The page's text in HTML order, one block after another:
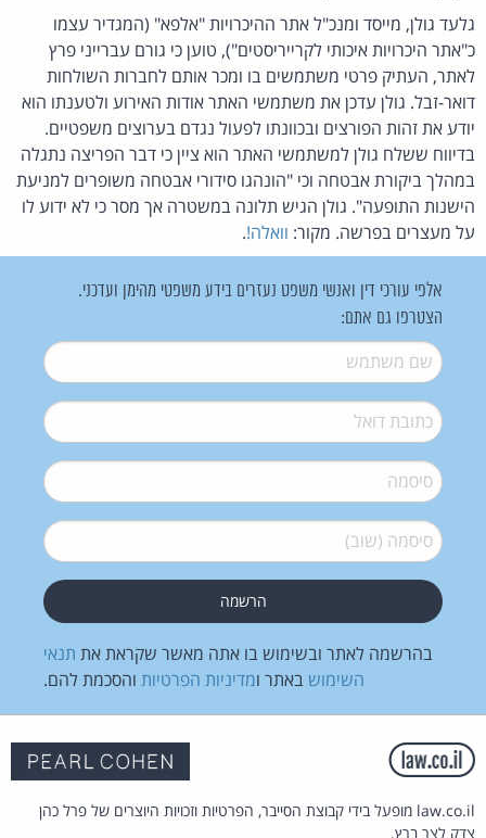
גלעד גולן, מייסד ומנכ"ל אתר ההיכרויות "אלפא" (המגדיר עצמו
כ"אתר היכרויות איכותי לקרייריסטים"), טוען כי גורם עברייני פרץ
לאתר, העתיק פרטי משתמשים בו ומכר אותם לחברות השולחות
דואר-זבל. גולן עדכן את משתמשי האתר אודות האירוע ולטענתו הוא
יודע את זהות הפורצים ובכוונתו לפעול נגדם בערוצים משפטיים.
בדיווח ששלח גולן למשתמשי האתר הוא ציין כי דבר הפריצה נתגלה
במהלך ביקורת אבטחה וכי "הונהגו סידורי אבטחה משופרים למניעת
הישנות התופעה". גולן הגיש תלונה במשטרה אך מסר כי לא ידוע לו
על מעצרים בפרשה. מקור: וואלה!.
אלפי עורכי דין ואנשי משפט נעזרים בידע משפטי מהימן ועדכני.
הצטרפו גם אתם:
שם משתמש*
דואל*
סיסמה*
סיסמה (שוב)*
בהרשמה לאתר ובשימוש בו אתה מאשר שקראת את תנאי
השימוש באתר ומדיניות הפרטיות והסכמת להם.
law.co.il מופעל בידי קבוצת הסייבר, הפרטיות וזכויות היוצרים של פרל כהן
צדק לצר ברץ.